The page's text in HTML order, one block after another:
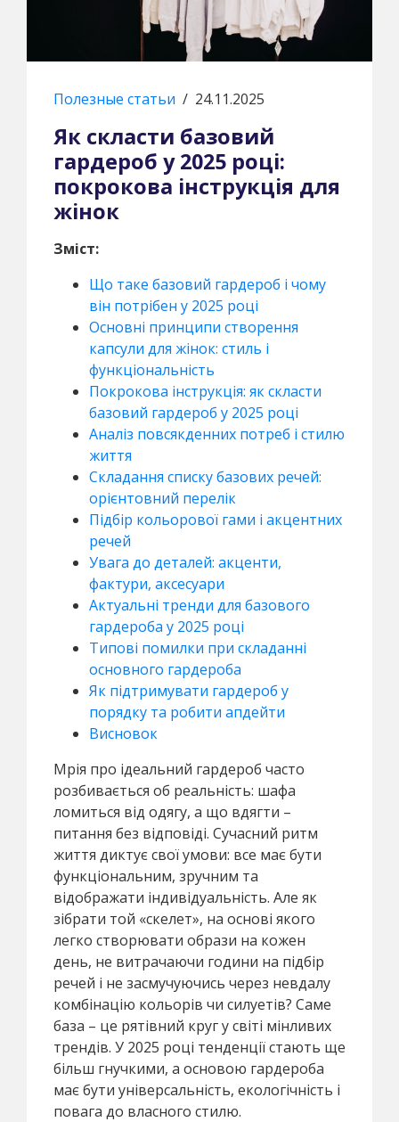
Полезные статьи / 24.11.2025
Як скласти базовий
гардероб у 2025 році:
покрокова інструкція для
жінок
Зміст:
Що таке базовий гардероб і чому
він потрібен у 2025 році
Основні принципи створення
капсули для жінок: стиль і
функціональність
Покрокова інструкція: як скласти
базовий гардероб у 2025 році
Аналіз повсякденних потреб і стилю
життя
Складання списку базових речей:
орієнтовний перелік
Підбір кольорової гами і акцентних
речей
Увага до деталей: акценти,
фактури, аксесуари
Актуальні тренди для базового
гардероба у 2025 році
Типові помилки при складанні
основного гардероба
Як підтримувати гардероб у
порядку та робити апдейти
Висновок
Мрія про ідеальний гардероб часто
розбивається об реальність: шафа
ломиться від одягу, а що вдягти –
питання без відповіді. Сучасний ритм
життя диктує свої умови: все має бути
функціональним, зручним та
відображати індивідуальність. Але як
зібрати той «скелет», на основі якого
легко створювати образи на кожен
день, не витрачаючи години на підбір
речей і не засмучуючись через невдалу
комбінацію кольорів чи силуетів? Саме
база – це рятівний круг у світі мінливих
трендів. У 2025 році тенденції стають ще
більш гнучкими, а основою гардероба
має бути універсальність, екологічність і
повага до власного стилю.